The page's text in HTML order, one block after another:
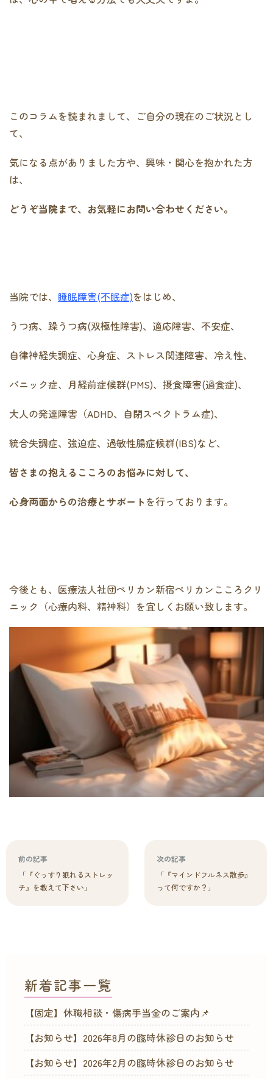
このコラムを読まれまして、ご自分の現在のご状況とし
て、
気になる点がありました方や、興味・関心を抱かれた方
は、
どうぞ当院まで、お気軽にお問い合わせください。
当院では、 睡眠障害(不眠症)をはじめ、
うつ病、躁うつ病(双極性障害)、適応障害、不安症、
自律神経失調症、心身症、ストレス関連障害、冷え性、
パニック症、月経前症候群(PMS)、摂食障害(過食症)、
大人の発達障害（ADHD、自閉スペクトラム症)、
統合失調症、強迫症、過敏性腸症候群(IBS)など、
皆さまの抱えるこころのお悩みに対して、
心身両面からの治療とサポートを行っております。
今後とも、医療法人社団ペリカン新宿ペリカンこころクリ
ニック（心療内科、精神科）を宜しくお願い致します。
前の記事
「『ぐっすり眠れるストレッ
チ』を教えて下さい」
次の記事
「『マインドフルネス散歩』
って何ですか？」
新着記事一覧
【固定】休職相談・傷病手当金のご案内📌
【お知らせ】2026年8月の臨時休診日のお知らせ
【お知らせ】2026年2月の臨時休診日のお知らせ